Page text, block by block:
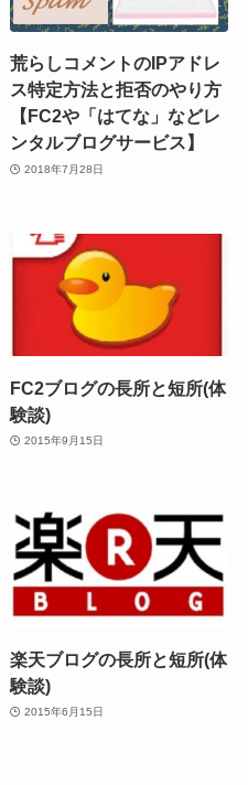
荒らしコメントのIPアドレ
ス特定方法と拒否のやり方
【FC2や「はてな」などレ
ンタルブログサービス】
2018年7月28日
FC2ブログの長所と短所(体
験談)
2015年9月15日
楽天ブログの長所と短所(体
験談)
2015年6月15日